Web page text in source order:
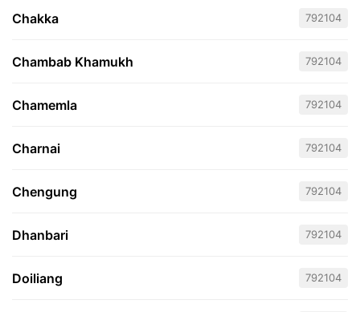
Chakka 792104
Chambab Khamukh 792104
Chamemla 792104
Charnai 792104
Chengung 792104
Dhanbari 792104
Doiliang 792104